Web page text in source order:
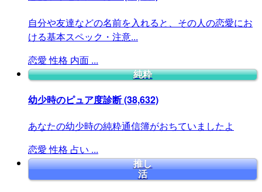
自分や友達などの名前を入れると、その人の恋愛にお
ける基本スペック・注意...
恋愛 性格 内面 ...
純粋
幼少時のピュア度診断(38,632)
あなたの幼少時の純粋通信簿がおちていましたよ
恋愛 性格 占い ...
推し
活